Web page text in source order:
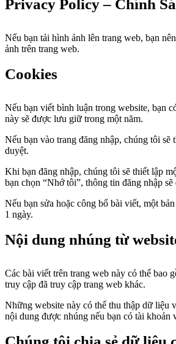
Privacy Policy – Chính
Nếu bạn tải hình ảnh lên trang web, bạn
ảnh trên trang web.
Cookies
Nếu bạn viết bình luận trong website, bạn
này sẽ được lưu giữ trong một năm.
Nếu bạn vào trang đăng nhập, chúng tôi
duyệt.
Khi bạn đăng nhập, chúng tôi sẽ thiết lập
bạn chọn “Nhớ tôi”, thông tin đăng nhập
Nếu bạn sửa hoặc công bố bài viết, một
1 ngày.
Nội dung nhúng từ
Các bài viết trên trang web này có thể bao
truy cập đã truy cập trang web khác.
Những website này có thể thu thập dữ liệu
nội dung được nhúng nếu bạn có tài khoản